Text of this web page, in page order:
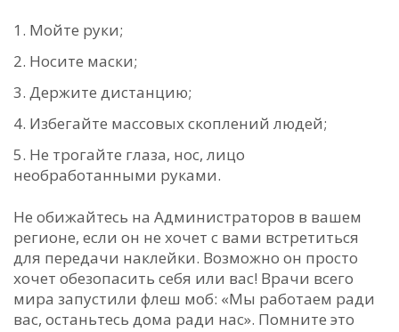
Мойте руки;
Носите маски;
Держите дистанцию;
Избегайте массовых скоплений людей;
Не трогайте глаза, нос, лицо
необработанными руками.
Не обижайтесь на Администраторов в вашем
регионе, если он не хочет с вами встретиться
для передачи наклейки. Возможно он просто
хочет обезопасить себя или вас! Врачи всего
мира запустили флеш моб: «Мы работаем ради
вас, останьтесь дома ради нас». Помните это